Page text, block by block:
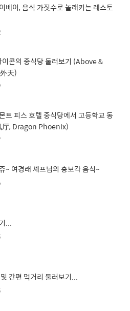
베이, 음식 가짓수로 놀래키는 레스토
이콘의 중식당 둘러보기 (Above &
天)
트 피스 호텔 중식당에서 고등학교 동
厅, Dragon Phoenix)
~ 여경래 셰프님의 홍보각 음식~
...
간편 먹거리 둘러보기...